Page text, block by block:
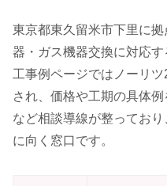
東京都東久留米市下里に
器・ガス機器交換に対応
工事例ページではノーリ
され、価格や工期の具体
など相談導線が整ってお
に向く窓口です。